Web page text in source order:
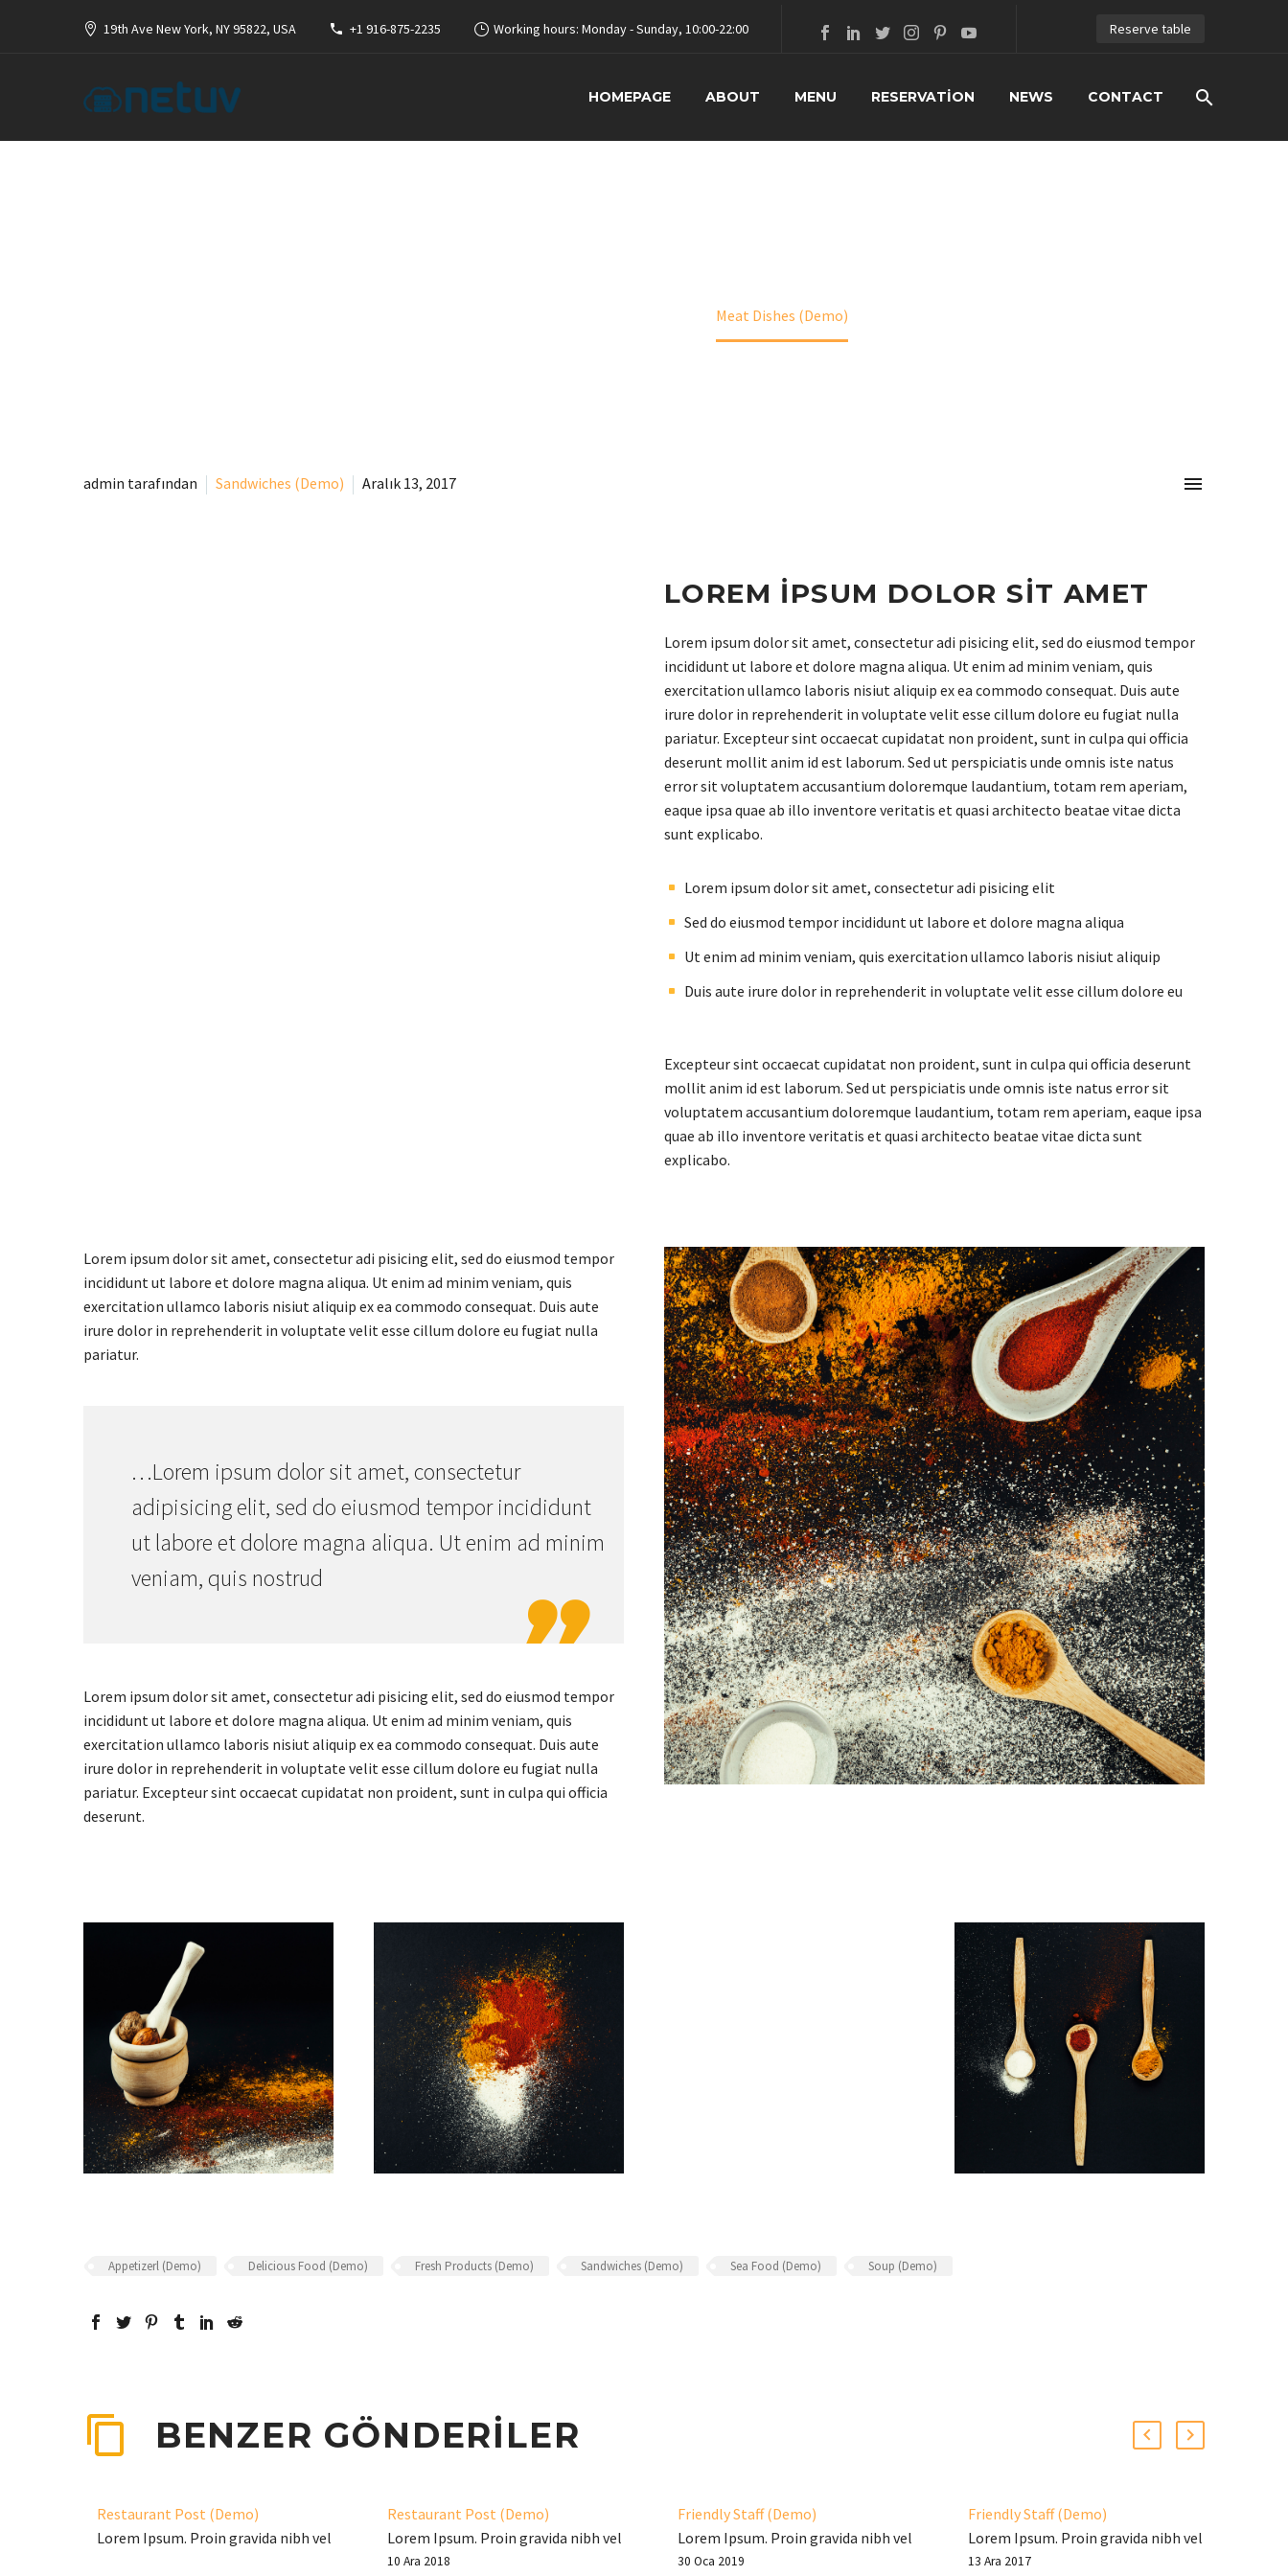
19th Ave New York, NY 95822, USA +1 916-875-2235 Working hours: Monday - Sunday, 10:00-22:00 Reserve table
HOMEPAGE ABOUT MENU RESERVATION NEWS CONTACT
Meat Dishes (Demo)

admin tarafından Sandwiches (Demo) Aralık 13, 2017
LOREM IPSUM DOLOR SIT AMET
Lorem ipsum dolor sit amet, consectetur adi pisicing elit, sed do eiusmod tempor
incididunt ut labore et dolore magna aliqua. Ut enim ad minim veniam, quis
exercitation ullamco laboris nisiut aliquip ex ea commodo consequat. Duis aute
irure dolor in reprehenderit in voluptate velit esse cillum dolore eu fugiat nulla
pariatur. Excepteur sint occaecat cupidatat non proident, sunt in culpa qui officia
deserunt mollit anim id est laborum. Sed ut perspiciatis unde omnis iste natus
error sit voluptatem accusantium doloremque laudantium, totam rem aperiam,
eaque ipsa quae ab illo inventore veritatis et quasi architecto beatae vitae dicta
sunt explicabo.
Lorem ipsum dolor sit amet, consectetur adi pisicing elit
Sed do eiusmod tempor incididunt ut labore et dolore magna aliqua
Ut enim ad minim veniam, quis exercitation ullamco laboris nisiut aliquip
Duis aute irure dolor in reprehenderit in voluptate velit esse cillum dolore eu
Excepteur sint occaecat cupidatat non proident, sunt in culpa qui officia deserunt
mollit anim id est laborum. Sed ut perspiciatis unde omnis iste natus error sit
voluptatem accusantium doloremque laudantium, totam rem aperiam, eaque ipsa
quae ab illo inventore veritatis et quasi architecto beatae vitae dicta sunt
explicabo.
Lorem ipsum dolor sit amet, consectetur adi pisicing elit, sed do eiusmod tempor
incididunt ut labore et dolore magna aliqua. Ut enim ad minim veniam, quis
exercitation ullamco laboris nisiut aliquip ex ea commodo consequat. Duis aute
irure dolor in reprehenderit in voluptate velit esse cillum dolore eu fugiat nulla
pariatur.
…Lorem ipsum dolor sit amet, consectetur
adipisicing elit, sed do eiusmod tempor incididunt
ut labore et dolore magna aliqua. Ut enim ad minim
veniam, quis nostrud

Lorem ipsum dolor sit amet, consectetur adi pisicing elit, sed do eiusmod tempor
incididunt ut labore et dolore magna aliqua. Ut enim ad minim veniam, quis
exercitation ullamco laboris nisiut aliquip ex ea commodo consequat. Duis aute
irure dolor in reprehenderit in voluptate velit esse cillum dolore eu fugiat nulla
pariatur. Excepteur sint occaecat cupidatat non proident, sunt in culpa qui officia
deserunt.
Appetizerl (Demo) Delicious Food (Demo) Fresh Products (Demo) Sandwiches (Demo) Sea Food (Demo) Soup (Demo)
BENZER GÖNDERILER
Restaurant Post (Demo)
Lorem Ipsum. Proin gravida nibh vel
Restaurant Post (Demo)
Lorem Ipsum. Proin gravida nibh vel
velit auctor aliquet. Aenean
10 Ara 2018
Friendly Staff (Demo)
Lorem Ipsum. Proin gravida nibh vel
velit auctor aliquet. Aenean
30 Oca 2019
Friendly Staff (Demo)
Lorem Ipsum. Proin gravida nibh vel
velit auctor aliquet. Aenean
13 Ara 2017